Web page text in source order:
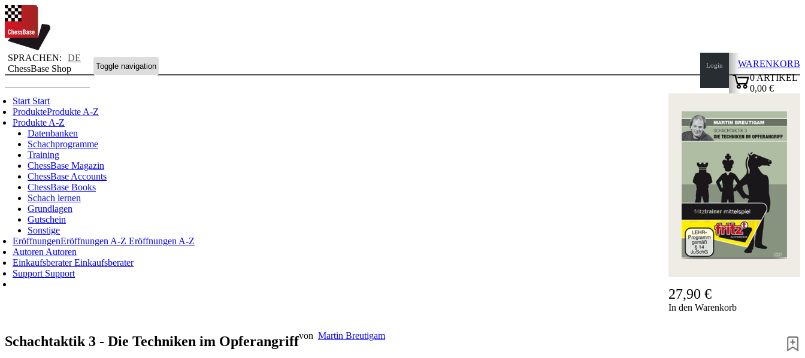
SPRACHEN:
DE
ChessBase Shop
Toggle navigation
Start Start
ProdukteProdukte A-Z
Produkte A-Z
Datenbanken
Schachprogramme
Training
ChessBase Magazin
ChessBase Accounts
ChessBase Books
Schach lernen
Grundlagen
Gutschein
Sonstige
EröffnungenEröffnungen A-Z Eröffnungen A-Z
Autoren Autoren
EinkaufsberaterEinkaufsberater
Support Support
Login
WARENKORB
0ARTIKEL
0,00 €
27,90 €
In den Warenkorb
Schachtaktik 3 - Die Techniken im Opferangriffvon Martin Breutigam
Seitenanfang
Neuheiten
Autoren
Eröffnungen
Impressum
AGB
Datenschutz
über
uns
FAQ
Lizenzen
Barrierefreiheit
Cookies
Management
Hotline
Chessbase
Accounts